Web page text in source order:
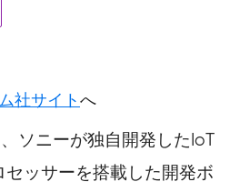
社サイトへ
、ソニーが独自開発したIoT
ッサーを搭載した開発ボ